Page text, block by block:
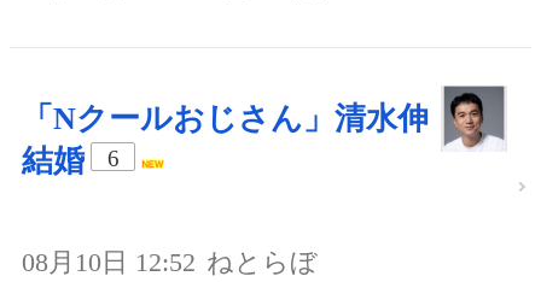
「Nクールおじさん」清水伸
結婚
6
08月10日 12:52 ねとらぼ